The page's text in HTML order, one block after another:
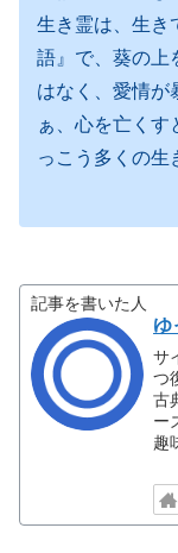
生き霊は、生き
語』で、葵の上
はなく、愛情が
ぁ、心を亡く
っこう多くの生
記事を書いた人
ゆ
サ
つ
古
ー
趣